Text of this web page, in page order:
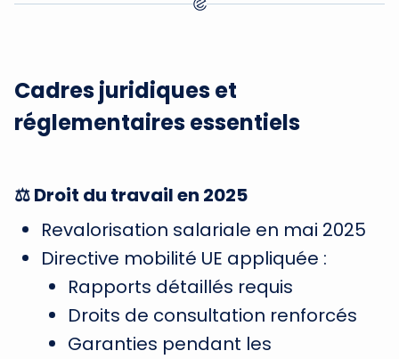
Cadres juridiques et
réglementaires essentiels
⚖️ Droit du travail en 2025
Revalorisation salariale en mai 2025
Directive mobilité UE appliquée :
Rapports détaillés requis
Droits de consultation renforcés
Garanties pendant les